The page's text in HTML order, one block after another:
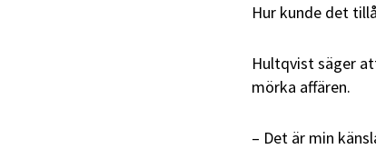
Hur kunde det
Hultqvist säger
mörka affären.
– Det är min